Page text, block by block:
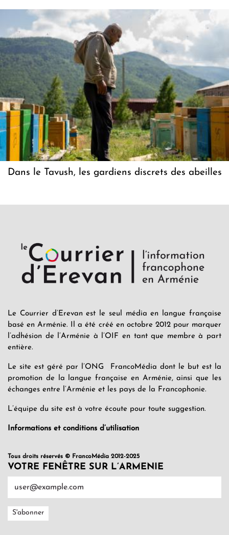
Dans le Tavush, les gardiens discrets des abeilles
Le Courrier d’Erevan est le seul média en langue française
basé en Arménie. Il a été créé en octobre 2012 pour marquer
l’adhésion de l’Arménie à l’OIF en tant que membre à part
entière.
Le site est géré par l’ONG FrancoMédia dont le but est la
promotion de la langue française en Arménie, ainsi que les
échanges entre l’Arménie et les pays de la Francophonie.
L’équipe du site est à votre écoute pour toute suggestion.
Informations et conditions d’utilisation
Tous droits réservés © FrancoMédia 2012-2025
VOTRE FENÊTRE SUR L’ARMENIE